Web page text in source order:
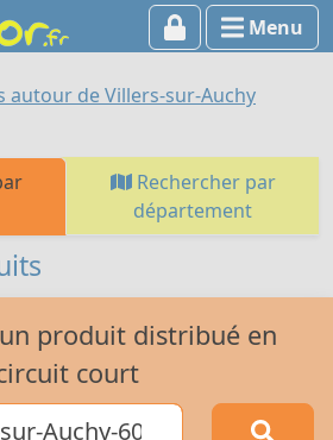
Menu
autour de Villers-sur-Auchy
Rechercher par
département
produit distribué en
court